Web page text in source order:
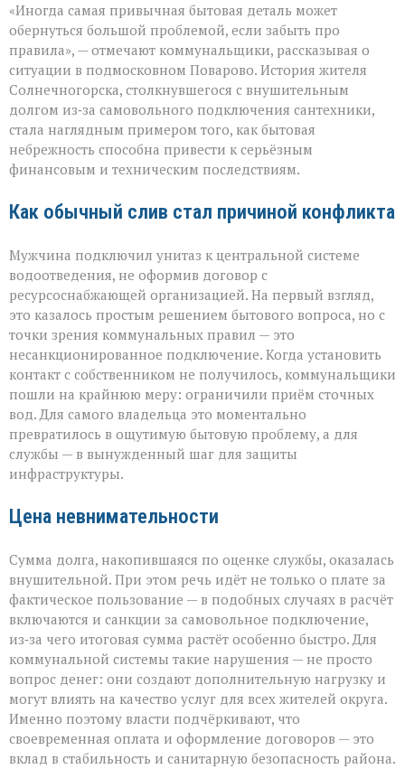
как
повод
долга:
коммунальная
история
с
серьёзным
финалом»
«Иногда самая привычная бытовая деталь может
обернуться большой проблемой, если забыть про
правила», — отмечают коммунальщики, рассказывая о
ситуации в подмосковном Поварово. История жителя
Солнечногорска, столкнувшегося с внушительным
долгом из‑за самовольного подключения сантехники,
стала наглядным примером того, как бытовая
небрежность способна привести к серьёзным
финансовым и техническим последствиям.
Как обычный слив стал причиной конфликта
Мужчина подключил унитаз к центральной системе
водоотведения, не оформив договор с
ресурсоснабжающей организацией. На первый взгляд,
это казалось простым решением бытового вопроса, но с
точки зрения коммунальных правил — это
несанкционированное подключение. Когда установить
контакт с собственником не получилось, коммунальщики
пошли на крайнюю меру: ограничили приём сточных
вод. Для самого владельца это моментально
превратилось в ощутимую бытовую проблему, а для
службы — в вынужденный шаг для защиты
инфраструктуры.
Цена невнимательности
Сумма долга, накопившаяся по оценке службы, оказалась
внушительной. При этом речь идёт не только о плате за
фактическое пользование — в подобных случаях в расчёт
включаются и санкции за самовольное подключение,
из‑за чего итоговая сумма растёт особенно быстро. Для
коммунальной системы такие нарушения — не просто
вопрос денег: они создают дополнительную нагрузку и
могут влиять на качество услуг для всех жителей округа.
Именно поэтому власти подчёркивают, что
своевременная оплата и оформление договоров — это
вклад в стабильность и санитарную безопасность района.